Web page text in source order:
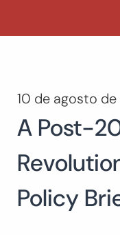
Buscar:
10 de agosto de
A Post-
Policy